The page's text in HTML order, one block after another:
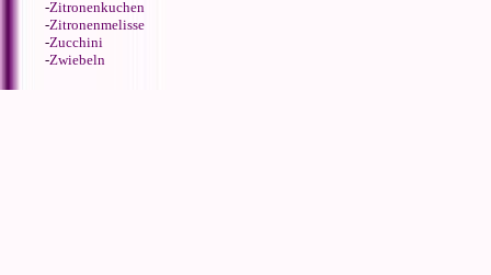
-Zitronenkuchen
-Zitronenmelisse
-Zucchini
-Zwiebeln